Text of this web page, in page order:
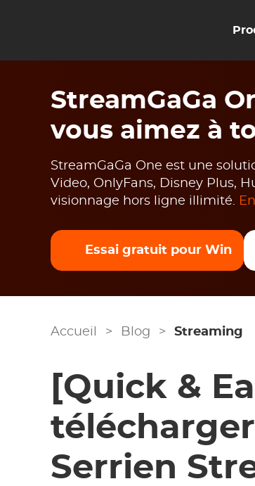
StreamGaGa
vous aimez à
StreamGaGa One est une
Video, OnlyFans, Disney Plus,
visionnage hors ligne illimité.
Essai gratuit pour Win
Accueil > Blog > Streaming
[Quick &
Serrien